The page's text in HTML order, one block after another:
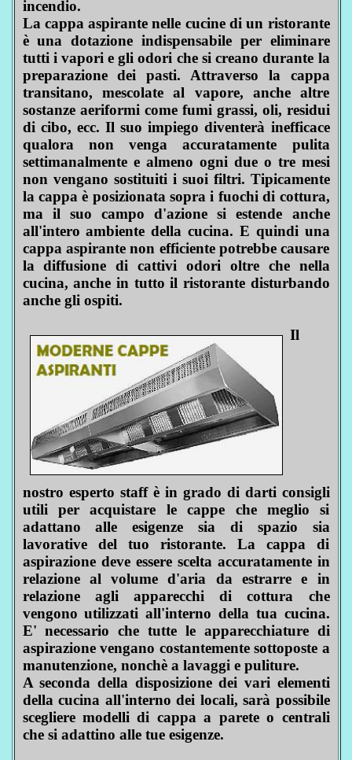
incendio.
La cappa aspirante nelle cucine di un ristorante
è una dotazione indispensabile per eliminare
tutti i vapori e gli odori che si creano durante la
preparazione dei pasti. Attraverso la cappa
transitano, mescolate al vapore, anche altre
sostanze aeriformi come fumi grassi, oli, residui
di cibo, ecc. Il suo impiego diventerà inefficace
qualora non venga accuratamente pulita
settimanalmente e almeno ogni due o tre mesi
non vengano sostituiti i suoi filtri. Tipicamente
la cappa è posizionata sopra i fuochi di cottura,
ma il suo campo d'azione si estende anche
all'intero ambiente della cucina. E quindi una
cappa aspirante non efficiente potrebbe causare
la diffusione di cattivi odori oltre che nella
cucina, anche in tutto il ristorante disturbando
anche gli ospiti.
Il
nostro esperto staff è in grado di darti consigli
utili per acquistare le cappe che meglio si
adattano alle esigenze sia di spazio sia
lavorative del tuo ristorante. La cappa di
aspirazione deve essere scelta accuratamente in
relazione al volume d'aria da estrarre e in
relazione agli apparecchi di cottura che
vengono utilizzati all'interno della tua cucina.
E' necessario che tutte le apparecchiature di
aspirazione vengano costantemente sottoposte a
manutenzione, nonchè a lavaggi e puliture.
A seconda della disposizione dei vari elementi
della cucina all'interno dei locali, sarà possibile
scegliere modelli di cappa a parete o centrali
che si adattino alle tue esigenze.